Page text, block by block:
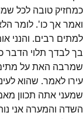
כמחזיק טובה לכל
ואמר אך כו'. לומר
למתים רבים. והנני
בך לבדך תלוי הדבר
שמרבה האת על מתים
עירו לאמר. שהוא
שמעני אתה תכוון
השדה והמערה אני